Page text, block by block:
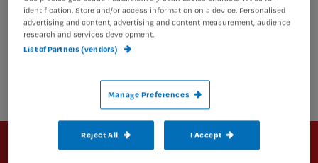
Newsletter
identification. Store and/or access information on a device. Personalised
advertising and content, advertising and content measurement, audience
research and services development.
List of Partners (vendors)
Manage Preferences
Reject All I Accept